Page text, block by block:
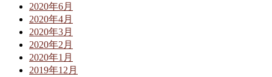
2020年6月
2020年4月
2020年3月
2020年2月
2020年1月
2019年12月